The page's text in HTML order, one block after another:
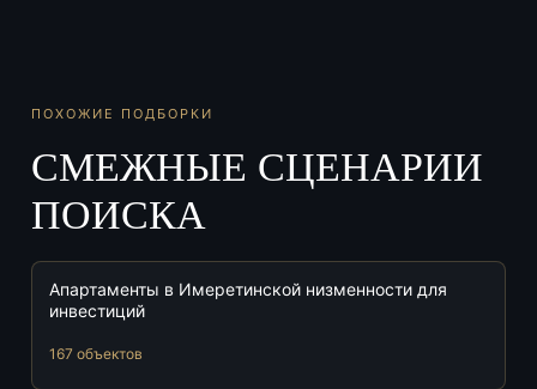
ПОХОЖИЕ ПОДБОРКИ
СМЕЖНЫЕ СЦЕНАРИИ
ПОИСКА
Апартаменты в Имеретинской низменности для
инвестиций
167 объектов